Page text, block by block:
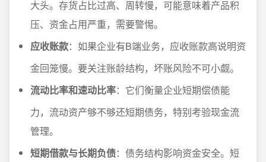
大头。存货占比过高、周转慢，可能意味着产品积
压、资金占用严重，需要警惕。
应收账款：如果企业有B端业务，应收账款高说明资
金回笼慢。要关注账龄结构，坏账风险不可小觑。
流动比率和速动比率：它们衡量企业短期偿债能
力，流动资产够不够还短期债务，特别考验现金流
管理。
短期借款与长期负债：债务结构影响资金安全。短